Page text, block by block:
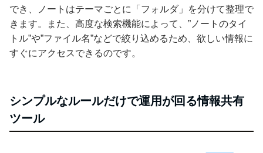
でき、ノートはテーマごとに「フォルダ」を分けて整理で
きます。また、高度な検索機能によって、”ノートのタイ
トル”や”ファイル名”などで絞り込めるため、欲しい情報に
すぐにアクセスできるのです。
シンプルなルールだけで運用が回る情報共有
ツール